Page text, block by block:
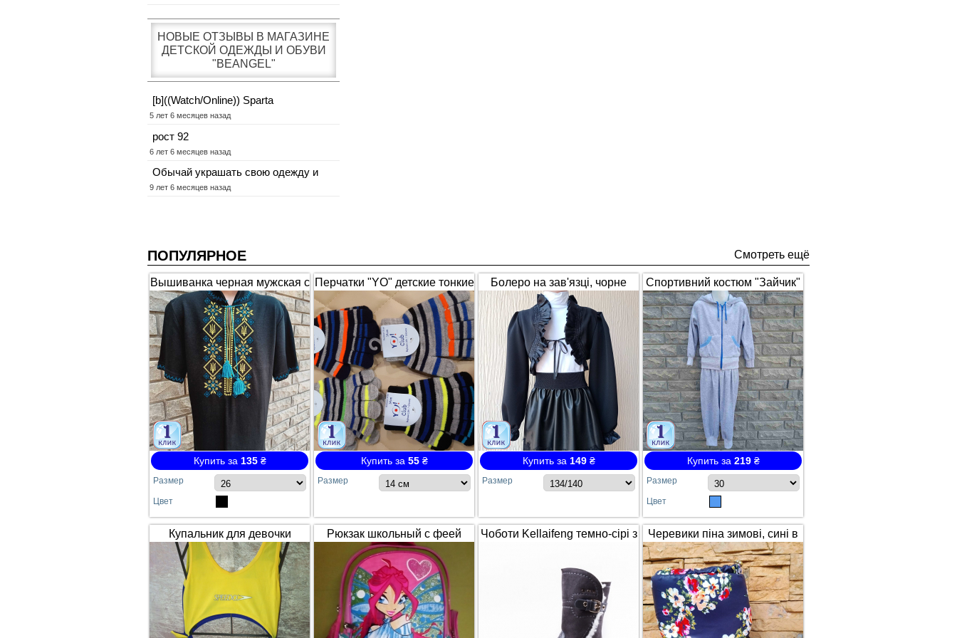
НОВЫЕ ОТЗЫВЫ В МАГАЗИНЕ
ДЕТСКОЙ ОДЕЖДЫ И ОБУВИ
"BEANGEL"
[b]((Watch/Online)) Sparta
5 лет 6 месяцев назад
рост 92
6 лет 6 месяцев назад
Обычай украшать свою одежду и
9 лет 6 месяцев назад
ПОПУЛЯРНОЕ Смотреть ещё
Вышиванка черная мужская с
коротким рукавом "Гербы"
Купить за 135₴
Размер
Цвет
Перчатки "YO" детские тонкие
полосатые
Купить за 55₴
Размер
Болеро на зав'язці, чорне
(1653)
Купить за 149₴
Размер
Спортивний костюм "Зайчик"
з вушками, сірий з синім 1672
(арт.326)
Купить за 219₴
Размер
Цвет
Купальник для девочки
SPEEDO жёлто-синий
сдельный №64
Рюкзак школьный с феей
Winx / Винкс
Чоботи Kellaifeng темно-сірі з
Черевики піна зимові, сині в
квітах